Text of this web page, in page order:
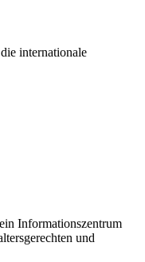
internationale
Informationszentrum
und